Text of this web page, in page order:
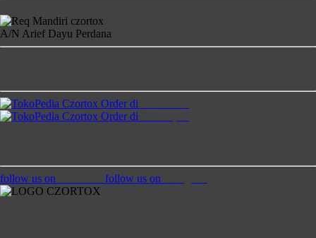
A/N Arief Dayu Perdana
Order di
Order di
follow us on follow us on